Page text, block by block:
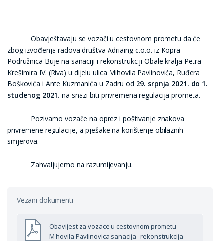
Obavještavaju se vozači u cestovnom prometu da će
zbog izvođenja radova društva Adriaing d.o.o. iz Kopra –
Podružnica Buje na sanaciji i rekonstrukciji Obale kralja Petra
Krešimira IV. (Riva) u dijelu ulica Mihovila Pavlinovića, Ruđera
Boškovića i Ante Kuzmanića u Zadru od 29. srpnja 2021. do 1.
studenog 2021. na snazi biti privremena regulacija prometa.
Pozivamo vozače na oprez i poštivanje znakova
privremene regulacije, a pješake na korištenje obilaznih
smjerova.
Zahvaljujemo na razumijevanju.
Vezani dokumenti
Obavijest za vozace u cestovnom prometu-
Mihovila Pavlinovica sanacija i rekonstrukcija